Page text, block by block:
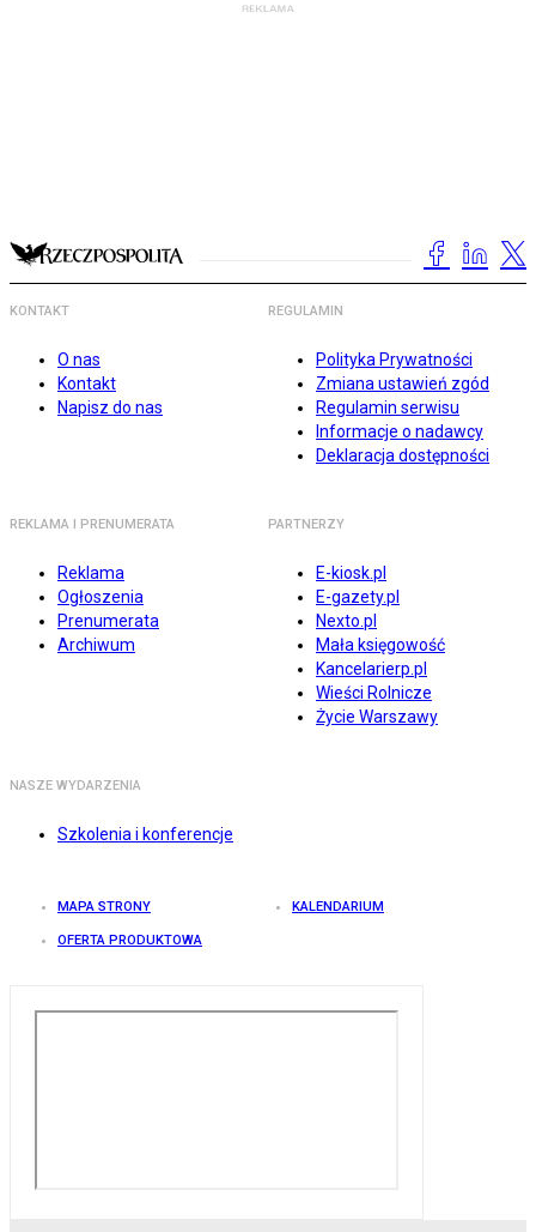
KONTAKT
O nas
Kontakt
Napisz do nas
REGULAMIN
Polityka Prywatności
Zmiana ustawień zgód
Regulamin serwisu
Informacje o nadawcy
Deklaracja dostępności
REKLAMA I PRENUMERATA
Reklama
Ogłoszenia
Prenumerata
Archiwum
PARTNERZY
E-kiosk.pl
E-gazety.pl
Nexto.pl
Mała księgowość
Kancelarierp.pl
Wieści Rolnicze
Życie Warszawy
NASZE WYDARZENIA
Szkolenia i konferencje
MAPA STRONY KALENDARIUM
OFERTA PRODUKTOWA